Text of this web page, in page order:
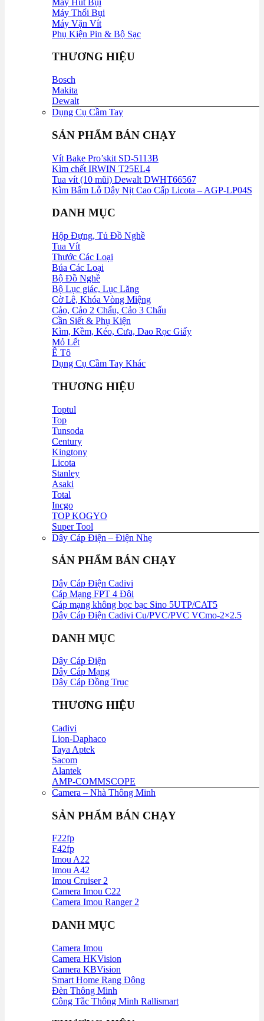
Máy Thổi Bụi
Máy Vặn Vít
Phụ Kiện Pin & Bộ Sạc
THƯƠNG HIỆU
Bosch
Makita
Dewalt
Dụng Cụ Cầm Tay
SẢN PHẨM BÁN CHẠY
Vít Bake Pro’skit SD-5113B
Kìm chết IRWIN T25EL4
Tua vít (10 mũi) Dewalt DWHT66567
Kìm Bấm Lỗ Dây Nịt Cao Cấp Licota – AGP-LP04S
DANH MỤC
Hộp Đựng, Tủ Đồ Nghề
Tua Vít
Thước Các Loại
Búa Các Loại
Bộ Đồ Nghề
Bộ Lục giác, Lục Lăng
Cờ Lê, Khóa Vòng Miệng
Cảo, Cảo 2 Chấu, Cảo 3 Chấu
Cần Siết & Phụ Kiện
Kìm, Kềm, Kéo, Cưa, Dao Rọc Giấy
Mỏ Lết
Ê Tô
Dụng Cụ Cầm Tay Khác
THƯƠNG HIỆU
Toptul
Top
Tunsoda
Century
Kingtony
Licota
Stanley
Asaki
Total
Incgo
TOP KOGYO
Super Tool
Dây Cáp Điện – Điện Nhẹ
SẢN PHẨM BÁN CHẠY
Dây Cáp Điện Cadivi
Cáp Mạng FPT 4 Đôi
Cáp mạng không bọc bạc Sino 5UTP/CAT5
Dây Cáp Điện Cadivi Cu/PVC/PVC VCmo-2×2.5
DANH MỤC
Dây Cáp Điện
Dây Cáp Mạng
Dây Cáp Đồng Trục
THƯƠNG HIỆU
Cadivi
Lion-Daphaco
Taya Aptek
Sacom
Alantek
AMP-COMMSCOPE
Camera – Nhà Thông Minh
SẢN PHẨM BÁN CHẠY
F22fp
F42fp
Imou A22
Imou A42
Imou Cruiser 2
Camera Imou C22
Camera Imou Ranger 2
DANH MỤC
Camera Imou
Camera HKVision
Camera KBVision
Smart Home Rạng Đông
Đèn Thông Minh
Công Tắc Thông Minh Rallismart